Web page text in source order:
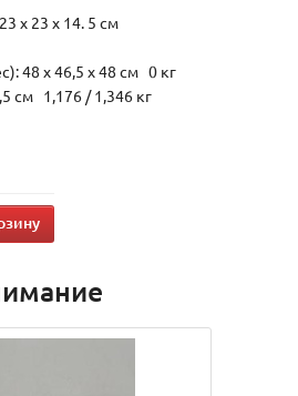
х 23 х 14. 5 см
48 x 46,5 x 48 см 0 кг
см 1,176 / 1,346 кг